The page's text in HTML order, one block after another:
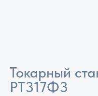
Токарный
РТ317Ф3